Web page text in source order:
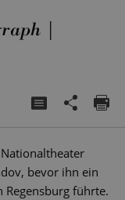
|
bevor ihn ein
Regensburg führte.